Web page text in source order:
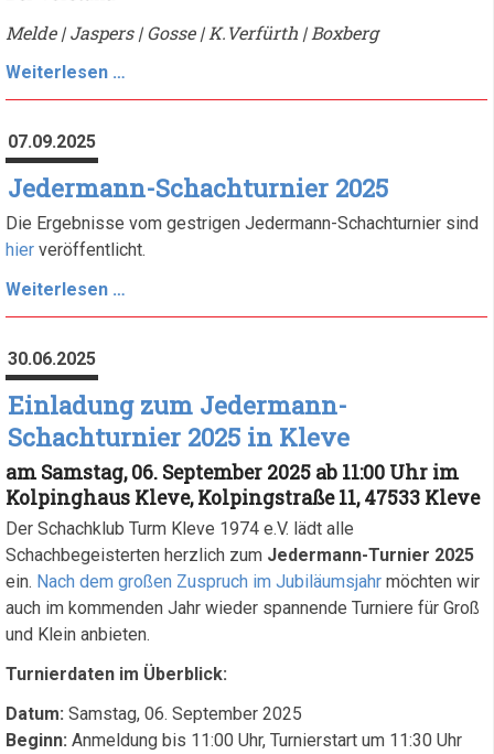
Melde | Jaspers | Gosse | K.Verfürth | Boxberg
Weiterlesen …
zum
07.09.2025
Jedermann-Schachturnier 2025
Die Ergebnisse vom gestrigen Jedermann-Schachturnier sind
hier veröffentlicht.
Weiterlesen …
Schachturnier
30.06.2025
Einladung zum Jedermann-
Schachturnier 2025 in Kleve
am Samstag, 06. September 2025 ab 11:00 Uhr im
Kolpinghaus Kleve, Kolpingstraße 11, 47533 Kleve
Der Schachklub Turm Kleve 1974 e.V. lädt alle
Schachbegeisterten herzlich zum Jedermann-Turnier 2025
ein. Nach dem großen Zuspruch im Jubiläumsjahr möchten wir
auch im kommenden Jahr wieder spannende Turniere für Groß
und Klein anbieten.
Turnierdaten im Überblick:
Datum: Samstag, 06. September 2025
Beginn: Anmeldung bis 11:00 Uhr, Turnierstart um 11:30 Uhr